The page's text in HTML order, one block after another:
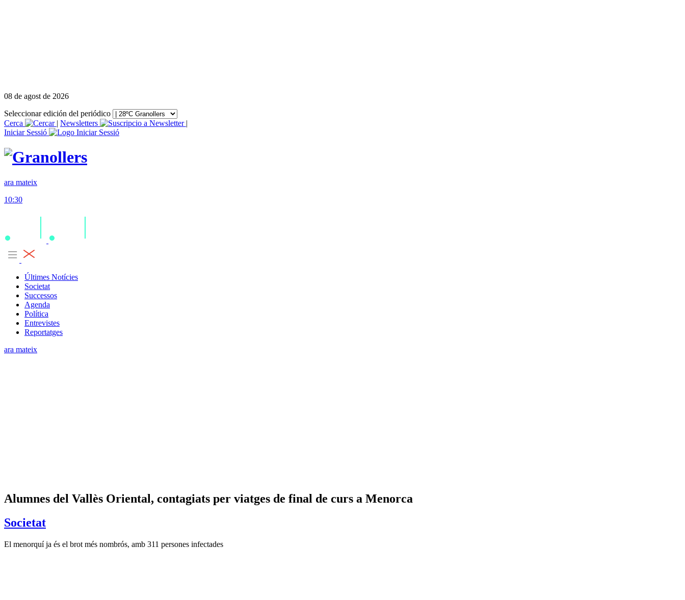
08 de agost de 2026
Seleccionar edición del periódico
Cerca
| Newsletters
|
Iniciar Sessió
ara mateix
10:30
Últimes Notícies
Societat
Successos
Agenda
Política
Entrevistes
Reportatges
ara mateix
Alumnes del Vallès Oriental, contagiats per viatges de final de curs a Menorca
Societat
El menorquí ja és el brot més nombrós, amb 311 persones infectades